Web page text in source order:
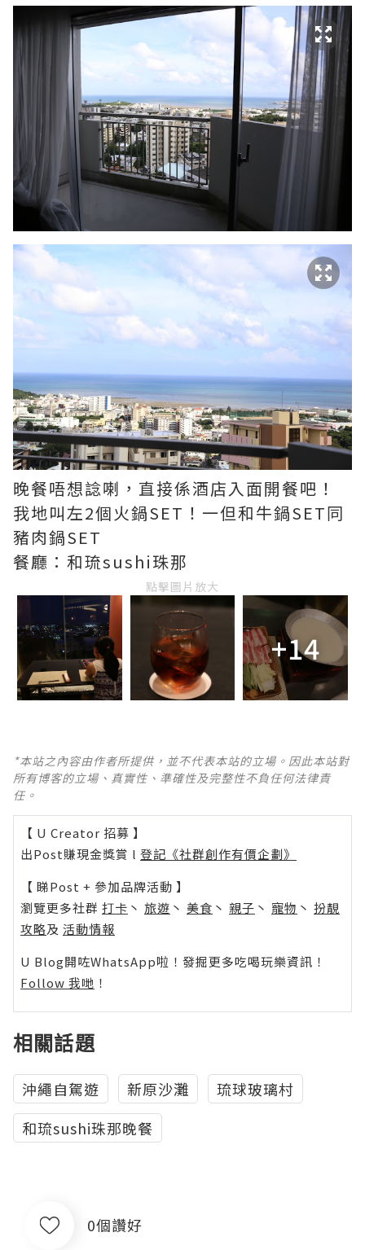
晚餐唔想諗喇，直接係酒店入面開餐吧！
我地叫左2個火鍋SET！一但和牛鍋SET同
豬肉鍋SET
餐廳：和琉sushi珠那
點擊圖片放大
+14
*本站之內容由作者所提供，並不代表本站的立場。因此本站對
所有博客的立場、真實性、準確性及完整性不負任何法律責
任。
【 U Creator 招募 】
出Post賺現金獎賞 l 登記《社群創作有價企劃》
【 睇Post + 參加品牌活動 】
瀏覽更多社群 打卡 丶 旅遊 丶 美食 丶 親子 丶 寵物 丶 扮靚
攻略及 活動情報
U Blog開咗WhatsApp啦！發掘更多吃喝玩樂資訊！
Follow 我哋 ！
相關話題
沖繩自駕遊 新原沙灘
琉球玻璃村
和琉sushi珠那晚餐
0個讚好